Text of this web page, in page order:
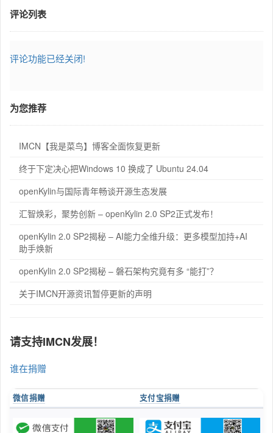
评论列表
评论功能已经关闭!
为您推荐
IMCN【我是菜鸟】博客全面恢复更新
终于下定决心把Windows 10 换成了 Ubuntu 24.04
openKylin与国际青年畅谈开源生态发展
汇智焕彩，聚势创新 – openKylin 2.0 SP2正式发布！
openKylin 2.0 SP2揭秘 – AI能力全维升级：更多模型加持+AI
助手焕新
openKylin 2.0 SP2揭秘 – 磐石架构究竟有多 “能打”？
关于IMCN开源资讯暂停更新的声明
请支持IMCN发展！
谁在捐赠
微信捐赠 支付宝捐赠